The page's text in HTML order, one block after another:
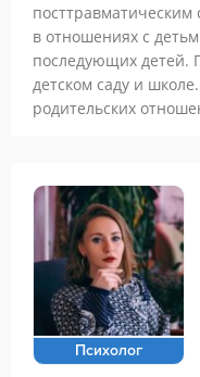
в отношениях с
последующих детей.
детском саду и
родительских
Психолог